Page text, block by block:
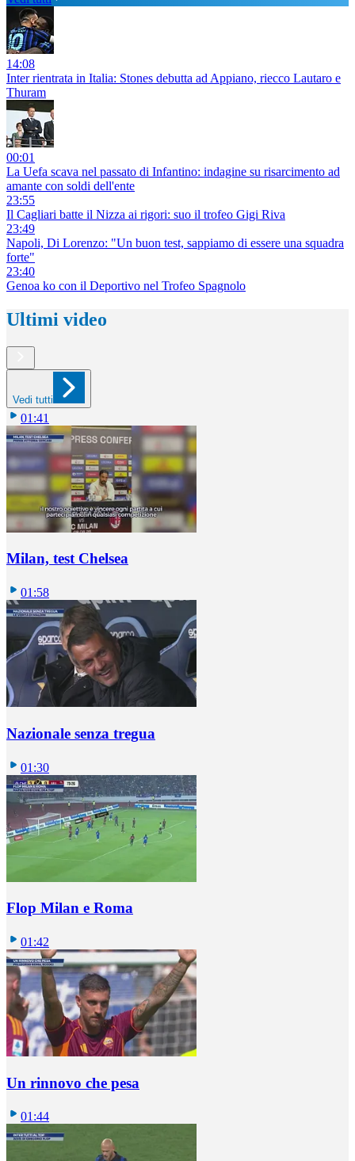
14:08
Inter rientrata in Italia: Stones debutta ad Appiano, riecco Lautaro e
Thuram
00:01
La Uefa scava nel passato di Infantino: indagine su risarcimento ad
amante con soldi dell'ente
23:55
Il Cagliari batte il Nizza ai rigori: suo il trofeo Gigi Riva
23:49
Napoli, Di Lorenzo: "Un buon test, sappiamo di essere una squadra
forte"
23:40
Genoa ko con il Deportivo nel Trofeo Spagnolo
Ultimi video
Vedi tutti
01:41
Milan, test Chelsea
01:58
Nazionale senza tregua
01:30
Flop Milan e Roma
01:42
Un rinnovo che pesa
01:44